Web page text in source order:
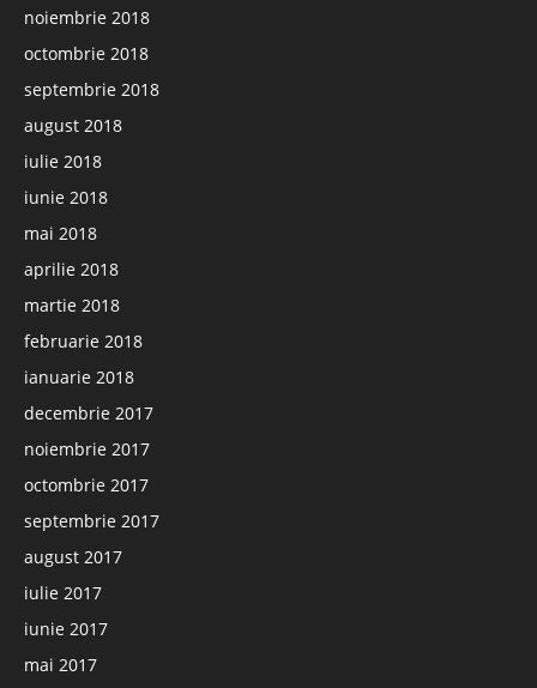
noiembrie 2018
octombrie 2018
septembrie 2018
august 2018
iulie 2018
iunie 2018
mai 2018
aprilie 2018
martie 2018
februarie 2018
ianuarie 2018
decembrie 2017
noiembrie 2017
octombrie 2017
septembrie 2017
august 2017
iulie 2017
iunie 2017
mai 2017